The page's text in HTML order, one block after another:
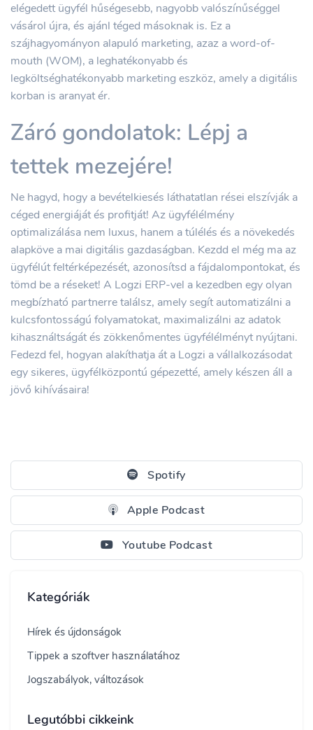
elégedett ügyfél hűségesebb, nagyobb valószínűséggel
vásárol újra, és ajánl téged másoknak is. Ez a
szájhagyományon alapuló marketing, azaz a word-of-
mouth (WOM), a leghatékonyabb és
legköltséghatékonyabb marketing eszköz, amely a digitális
korban is aranyat ér.
Záró gondolatok: Lépj a
tettek mezejére!
Ne hagyd, hogy a bevételkiesés láthatatlan rései elszívják a
céged energiáját és profitját! Az ügyfélélmény
optimalizálása nem luxus, hanem a túlélés és a növekedés
alapköve a mai digitális gazdaságban. Kezdd el még ma az
ügyfélút feltérképezését, azonosítsd a fájdalompontokat, és
tömd be a réseket! A Logzi ERP-vel a kezedben egy olyan
megbízható partnerre találsz, amely segít automatizálni a
kulcsfontosságú folyamatokat, maximalizálni az adatok
kihasználtságát és zökkenőmentes ügyfélélményt nyújtani.
Fedezd fel, hogyan alakíthatja át a Logzi a vállalkozásodat
egy sikeres, ügyfélközpontú gépezetté, amely készen áll a
jövő kihívásaira!
Spotify
Apple Podcast
Youtube Podcast
Kategóriák
Hírek és újdonságok
Tippek a szoftver használatához
Jogszabályok, változások
Legutóbbi cikkeink